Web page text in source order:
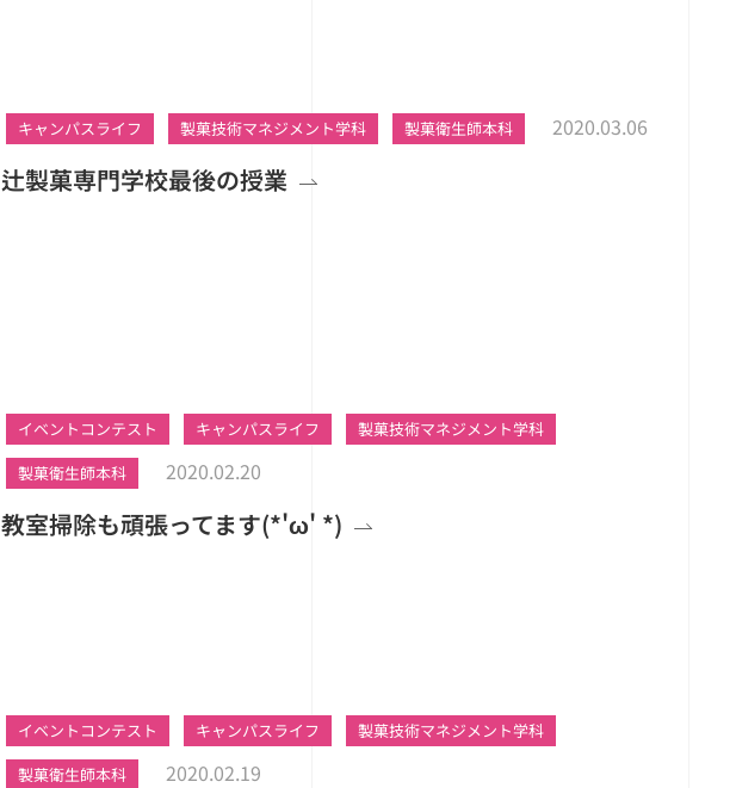
キャンパスライフ 製菓技術マネジメント学科 製菓衛生師本科 2020.03.06
辻製菓専門学校最後の授業
イベントコンテスト キャンパスライフ
製菓技術マネジメント学科
製菓衛生師本科
2020.02.20
教室掃除も頑張ってます(*'ω' *)
イベントコンテスト キャンパスライフ
製菓技術マネジメント学科
製菓衛生師本科
2020.02.19